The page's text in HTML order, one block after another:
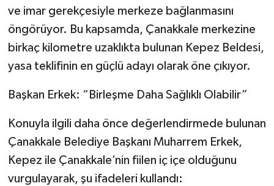
ve imar gerekçesiyle merkeze bağlanmasını
öngörüyor. Bu kapsamda, Çanakkale merkezine
birkaç kilometre uzaklıkta bulunan Kepez Beldesi,
yasa teklifinin en güçlü adayı olarak öne çıkıyor.
Başkan Erkek: “Birleşme Daha Sağlıklı Olabilir”
Konuyla ilgili daha önce değerlendirmede bulunan
Çanakkale Belediye Başkanı Muharrem Erkek,
Kepez ile Çanakkale’nin fiilen iç içe olduğunu
vurgulayarak, şu ifadeleri kullandı: